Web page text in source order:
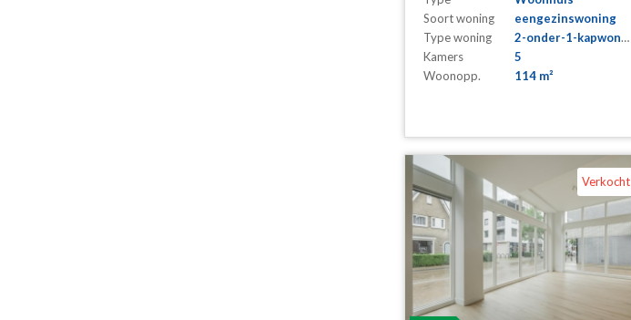
Soort woning
eengezinswoning
Type woning
2-onder-1-kapwoning
Kamers
5
Woonopp.
114 m²
Verkocht